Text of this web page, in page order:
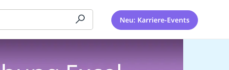
Neu: Karriere-Events